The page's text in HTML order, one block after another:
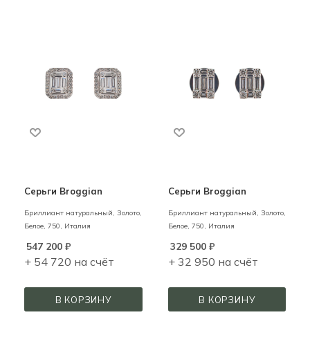
Серьги Broggian
Бриллиант натуральный, Золото,
Белое, 750, Италия
547 200 ₽
+ 54 720 на счёт
В КОРЗИНУ
Серьги Broggian
Бриллиант натуральный, Золото,
Белое, 750, Италия
329 500₽
+ 32 950 на счёт
В КОРЗИНУ